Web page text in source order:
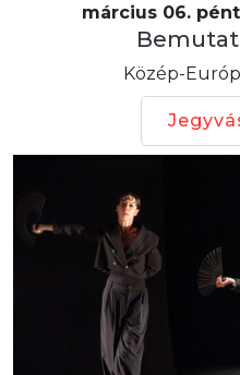
március 06.
Közép-